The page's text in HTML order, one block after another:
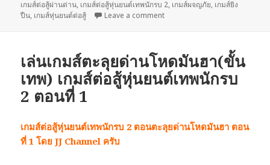
on
เกมส์ต่อสู้ผ่านด่าน, เกมส์ต่อสู้หุ่นยนต์เทพนักรบ 2, เกมส์ผจญภัย, เกมส์ยิง
ปืน, เกมส์หุ่นยนต์ต่อสู้ Leave a comment
เล่นเกมส์ตะลุยด่านโหดมันฮา(ขั้น
เทพ) เกมส์ต่อสู้หุ่นยนต์เทพนักรบ
2 ตอนที่ 1
เกมส์ต่อสู้หุ่นยนต์เทพนักรบ 2 ตอนตะลุยด่านโหดมันฮา ตอน
ที่ 1 โดย JJ Channel ครับ